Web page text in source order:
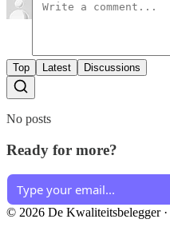
Top Latest Discussions
No posts
Ready for more?
© 2026 De Kwaliteitsbelegger·